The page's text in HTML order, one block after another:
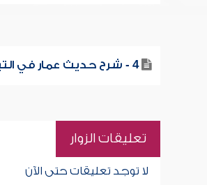
4 - شرح حديث عمار في التيمم من الجنابة
تعليقات الزوار
لا توجد تعليقات حتى الآن